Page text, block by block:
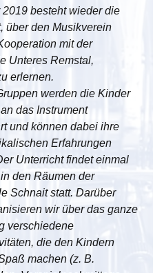
besteht wieder die
über den Musikverein
mit der
Unteres Remstal,
erlernen.
werden die Kinder
das Instrument
und können dabei ihre
Erfahrungen
Unterricht findet einmal
den Räumen der
Schnait statt. Darüber
wir über das ganze
verschiedene
die den Kindern
machen (z. B.